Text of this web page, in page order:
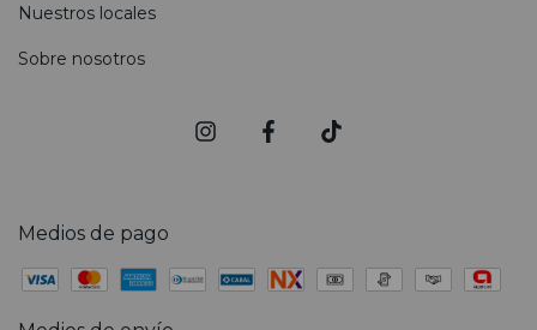
Nuestros locales
Sobre nosotros
Medios de pago